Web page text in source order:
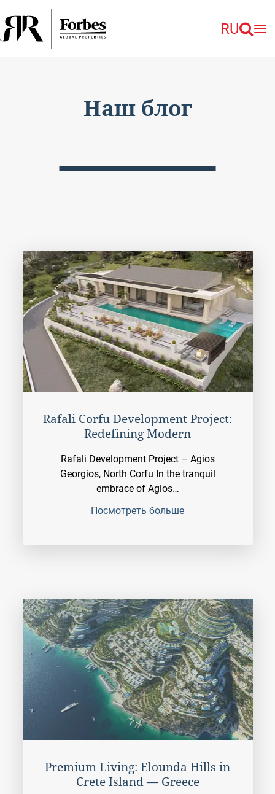
RU
Наш блог
Rafali Corfu Development Project:
Redefining Modern
Rafali Development Project – Agios
Georgios, North Corfu In the tranquil
embrace of Agios…
Посмотреть больше
Premium Living: Elounda Hills in
Crete Island — Greece